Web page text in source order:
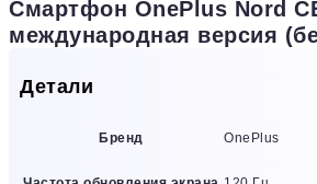
Смартфон OnePlus Nord
международная версия
Детали
Бренд OnePlus